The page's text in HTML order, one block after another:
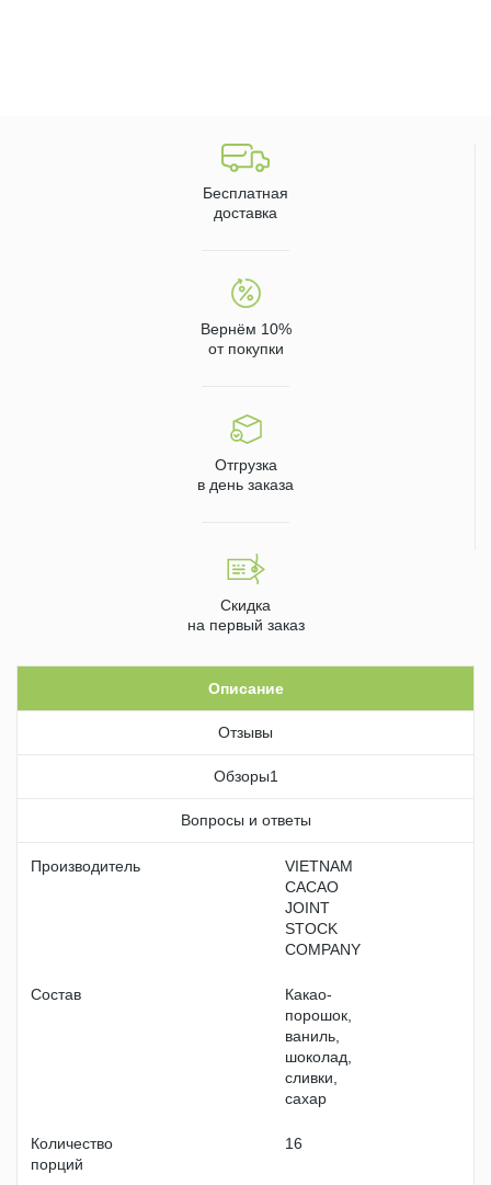
Бесплатная
доставка
Вернём 10%
от покупки
Отгрузка
в день заказа
Скидка
на первый заказ
Описание
Отзывы
Обзоры1
Вопросы и ответы
Производитель
VIETNAM
CACAO
JOINT
STOCK
COMPANY
Состав
Какао-
порошок,
ваниль,
шоколад,
сливки,
сахар
Количество
порций
16